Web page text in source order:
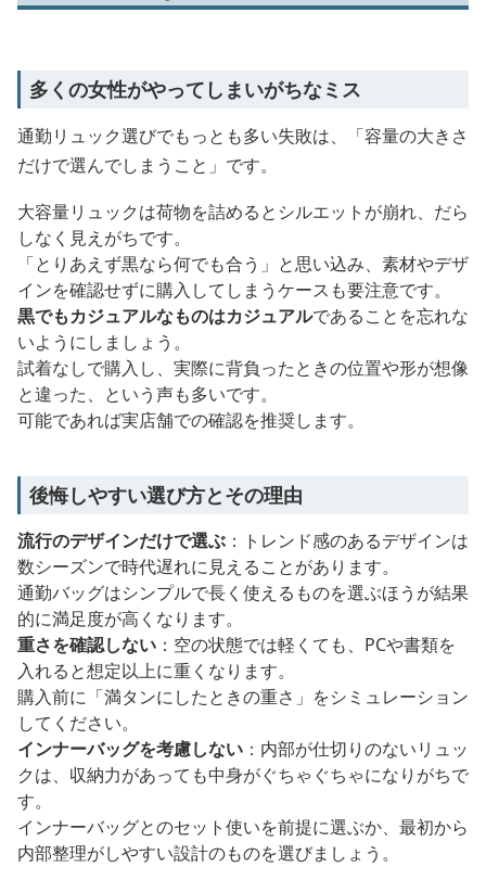
多くの女性がやってしまいがちなミス
通勤リュック選びでもっとも多い失敗は、「容量の大きさ
だけで選んでしまうこと」です。
大容量リュックは荷物を詰めるとシルエットが崩れ、だら
しなく見えがちです。
「とりあえず黒なら何でも合う」と思い込み、素材やデザ
インを確認せずに購入してしまうケースも要注意です。
黒でもカジュアルなものはカジュアルであることを忘れな
いようにしましょう。
試着なしで購入し、実際に背負ったときの位置や形が想像
と違った、という声も多いです。
可能であれば実店舗での確認を推奨します。
後悔しやすい選び方とその理由
流行のデザインだけで選ぶ ：トレンド感のあるデザインは
数シーズンで時代遅れに見えることがあります。
通勤バッグはシンプルで長く使えるものを選ぶほうが結果
的に満足度が高くなります。
重さを確認しない ：空の状態では軽くても、PCや書類を
入れると想定以上に重くなります。
購入前に「満タンにしたときの重さ」をシミュレーション
してください。
インナーバッグを考慮しない ：内部が仕切りのないリュッ
クは、収納力があっても中身がぐちゃぐちゃになりがちで
す。
インナーバッグとのセット使いを前提に選ぶか、最初から
内部整理がしやすい設計のものを選びましょう。